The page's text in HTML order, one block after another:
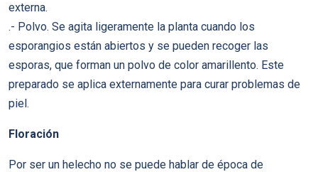
externa.
.- Polvo. Se agita ligeramente la planta cuando los
esporangios están abiertos y se pueden recoger las
esporas, que forman un polvo de color amarillento. Este
preparado se aplica externamente para curar problemas de
piel.
Floración
Por ser un helecho no se puede hablar de época de